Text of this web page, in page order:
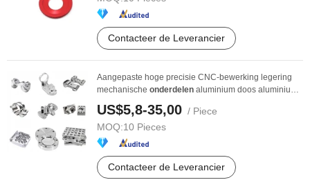
Contacteer de Leverancier
Aangepaste hoge precisie CNC-bewerking legering
mechanische onderdelen aluminium doos aluminium
US$5,8-35,00 / Piece
MOQ:10 Pieces
Contacteer de Leverancier